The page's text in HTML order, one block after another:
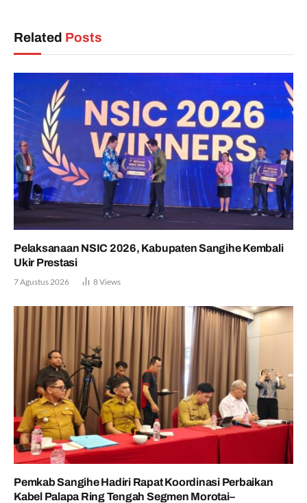
Related Posts
Pelaksanaan NSIC 2026, Kabupaten Sangihe Kembali
Ukir Prestasi
7 Agustus 2026 8Views
Pemkab Sangihe Hadiri Rapat Koordinasi Perbaikan
Kabel Palapa Ring Tengah Segmen Morotai–